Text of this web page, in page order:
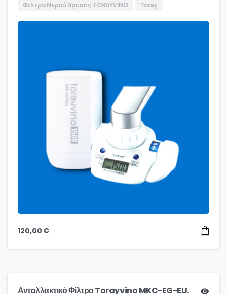
Φίλτρα Νερού Βρύσης TORAYVINO
Toray
120,00 €
Ανταλλακτικό Φίλτρο Torayvino MKC-EG-EU.